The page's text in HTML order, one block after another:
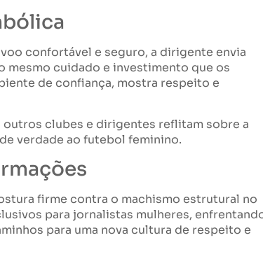
confortável e seguro, a dirigente envia
mesmo cuidado e investimento que os
de confiança, mostra respeito e
outros clubes e dirigentes reflitam sobre a
verdade ao futebol feminino.
firme contra o machismo estrutural no
para jornalistas mulheres,
para uma nova cultura de respeito e